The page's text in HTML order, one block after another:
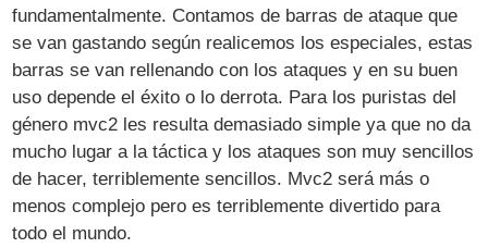
fundamentalmente. Contamos de barras de ataque que
se van gastando según realicemos los especiales, estas
barras se van rellenando con los ataques y en su buen
uso depende el éxito o lo derrota. Para los puristas del
género mvc2 les resulta demasiado simple ya que no da
mucho lugar a la táctica y los ataques son muy sencillos
de hacer, terriblemente sencillos. Mvc2 será más o
menos complejo pero es terriblemente divertido para
todo el mundo.